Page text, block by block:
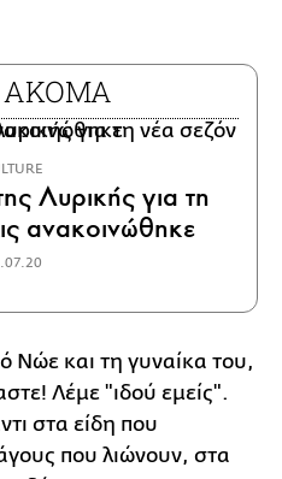
ΑΚΟΜΑ
Λυρικής για τη
ανακοινώθηκε
Νώε και τη γυναίκα του,
Λέμε "ιδού εμείς".
στα είδη που
που λιώνουν, στα